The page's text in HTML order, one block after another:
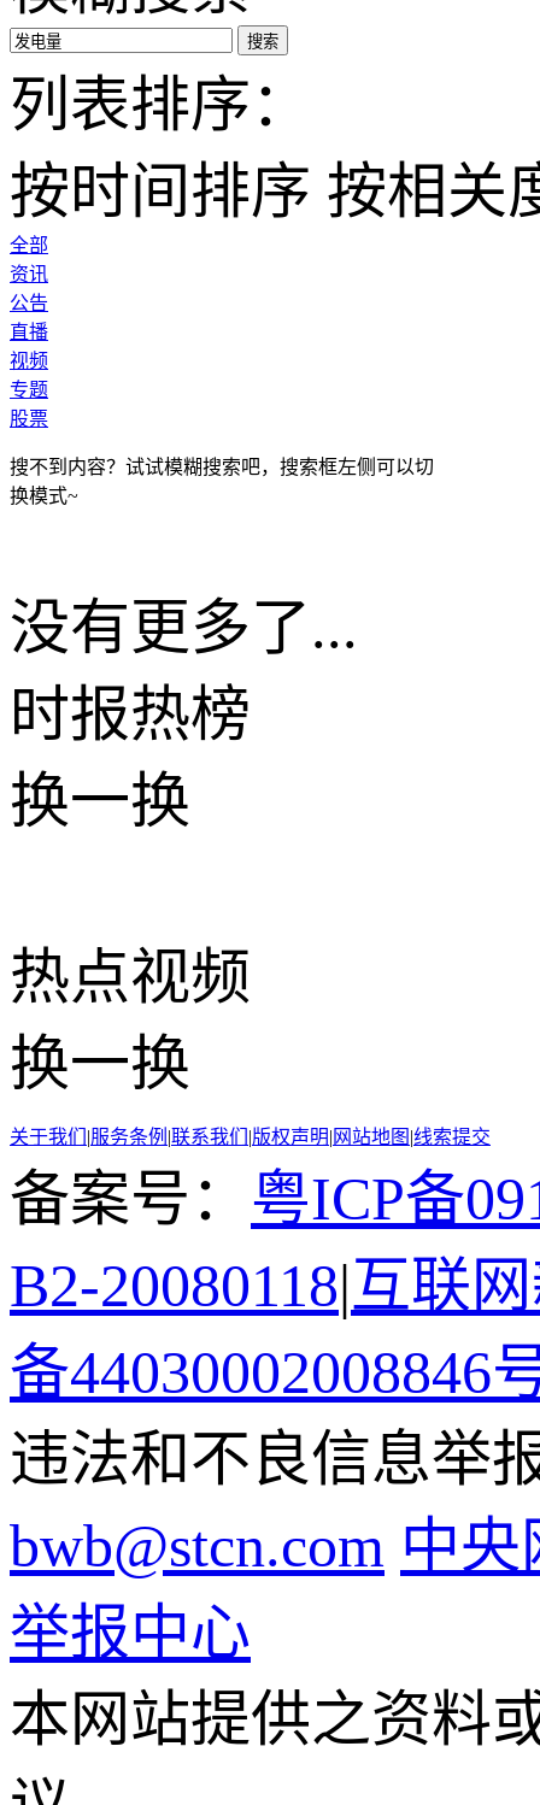
搜索
列表排序：
按时间排序 按相关
全部
资讯
公告
直播
视频
专题
股票
搜不到内容？试试模糊搜索吧，搜索框左侧可以切
换模式~
没有更多了...
时报热榜
换一换
热点视频
换一换
关于我们 |服务条例 |联系我们 |版权声明| 网站地图 |线索提交
备案号： 粤ICP备
B2-20080118|互联
备44030002008846
违法和不良信息举
bwb@stcn.com 中
举报中心
本网站提供之资料